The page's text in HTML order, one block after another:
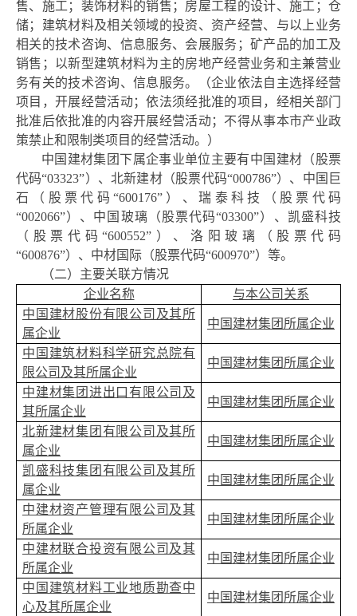
售、施工；装饰材料的销售；房屋工程的设计、施工；仓
储；建筑材料及相关领域的投资、资产经营、与以上业务
相关的技术咨询、信息服务、会展服务；矿产品的加工及
销售；以新型建筑材料为主的房地产经营业务和主兼营业
务有关的技术咨询、信息服务。（企业依法自主选择经营
项目，开展经营活动；依法须经批准的项目，经相关部门
批准后依批准的内容开展经营活动；不得从事本市产业政
策禁止和限制类项目的经营活动。）
中国建材集团下属企事业单位主要有中国建材（股票
代码“03323”）、北新建材（股票代码“000786”）、中国巨
石（股票代码“600176”）、瑞泰科技（股票代码
“002066”）、中国玻璃（股票代码“03300”）、凯盛科技
（股票代码“600552”）、洛阳玻璃（股票代码
“600876”）、中材国际（股票代码“600970”）等。
（二）主要关联方情况
企业名称
与本公司关系
中国建材股份有限公司及其所
属企业
中国建材集团所属企业
中国建筑材料科学研究总院有
限公司及其所属企业
中国建材集团所属企业
中建材集团进出口有限公司及
其所属企业
中国建材集团所属企业
北新建材集团有限公司及其所
属企业
中国建材集团所属企业
凯盛科技集团有限公司及其所
属企业
中国建材集团所属企业
中建材资产管理有限公司及其
所属企业
中国建材集团所属企业
中建材联合投资有限公司及其
所属企业
中国建材集团所属企业
中国建筑材料工业地质勘查中
心及其所属企业
中国建材集团所属企业